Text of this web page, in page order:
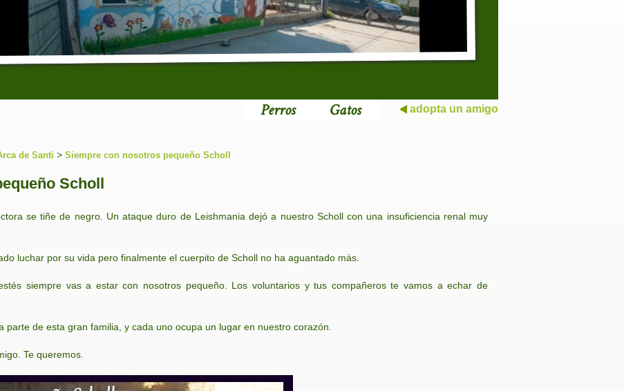
Perros Gatos adopta un amigo
de Santi > Siempre con nosotros pequeño Scholl
Scholl
se tiñe de negro. Un ataque duro de Leishmania dejó a nuestro Scholl con una insuficiencia renal muy
luchar por su vida pero finalmente el cuerpito de Scholl no ha aguantado más.
siempre vas a estar con nosotros pequeño. Los voluntarios y tus compañeros te vamos a echar de
parte de esta gran familia, y cada uno ocupa un lugar en nuestro corazón.
Te queremos.